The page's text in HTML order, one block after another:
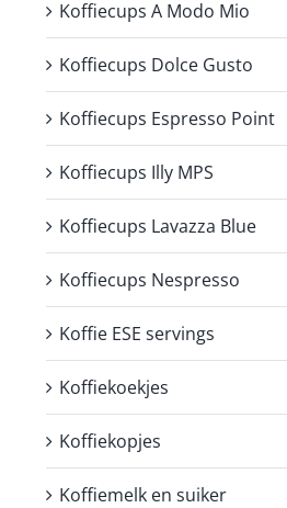
Koffiecups A Modo Mio
Koffiecups Dolce Gusto
Koffiecups Espresso Point
Koffiecups Illy MPS
Koffiecups Lavazza Blue
Koffiecups Nespresso
Koffie ESE servings
Koffiekoekjes
Koffiekopjes
Koffiemelk en suiker